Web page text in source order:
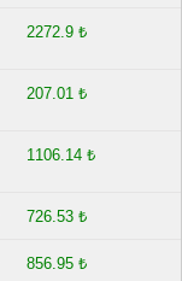
2272.9 ₺
207.01 ₺
1106.14 ₺
726.53 ₺
856.95 ₺